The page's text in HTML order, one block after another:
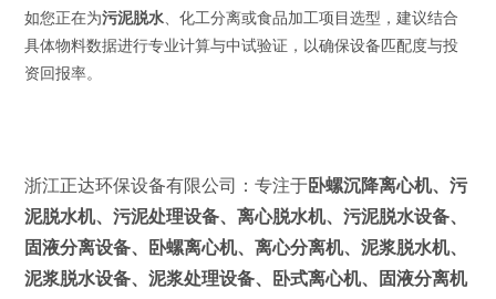
如您正在为污泥脱水、化工分离或食品加工项目选型，建议结合
具体物料数据进行专业计算与中试验证，以确保设备匹配度与投
资回报率。
浙江正达环保设备有限公司：专注于卧螺沉降离心机、污
泥脱水机、污泥处理设备、离心脱水机、污泥脱水设备、
固液分离设备、卧螺离心机、离心分离机、泥浆脱水机、
泥浆脱水设备、泥浆处理设备、卧式离心机、固液分离机